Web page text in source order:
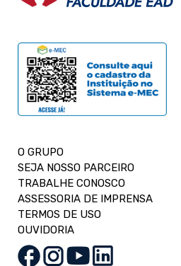
O GRUPO
SEJA NOSSO PARCEIRO
TRABALHE CONOSCO
ASSESSORIA DE IMPRENSA
TERMOS DE USO
OUVIDORIA